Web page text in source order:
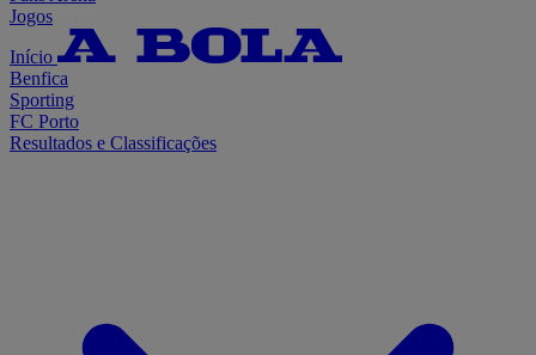
Jogos
Início
Benfica
Sporting
FC Porto
Resultados e Classificações